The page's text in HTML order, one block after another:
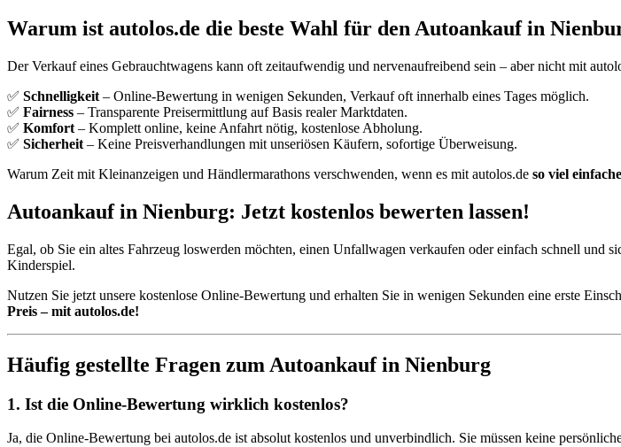
Warum ist autolos.de die beste Wahl für den Autoankauf in
Der Verkauf eines Gebrauchtwagens kann oft zeitaufwendig und nervenaufreibend sein – aber nicht mit
✅ Schnelligkeit – Online-Bewertung in wenigen Sekunden, Verkauf oft innerhalb eines Tages möglich.
✅ Fairness – Transparente Preisermittlung auf Basis realer Marktdaten.
✅ Komfort – Komplett online, keine Anfahrt nötig, kostenlose Abholung.
✅ Sicherheit – Keine Preisverhandlungen mit unseriösen Käufern, sofortige Überweisung.
Warum Zeit mit Kleinanzeigen und Händlermarathons verschwenden, wenn es mit autolos.de so viel
Autoankauf in Nienburg: Jetzt kostenlos bewerten lassen!
Egal, ob Sie ein altes Fahrzeug loswerden möchten, einen Unfallwagen verkaufen oder einfach schnell
Kinderspiel.
Nutzen Sie jetzt unsere kostenlose Online-Bewertung und erhalten Sie in wenigen Sekunden eine erste
Preis – mit autolos.de!
Häufig gestellte Fragen zum Autoankauf in Nienburg
1. Ist die Online-Bewertung wirklich kostenlos?
Ja, die Online-Bewertung bei autolos.de ist absolut kostenlos und unverbindlich. Sie müssen keine